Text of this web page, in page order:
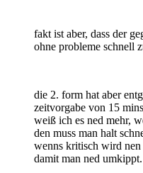
fakt ist aber, dass der
ohne probleme schnell
die 2. form hat aber
zeitvorgabe von 15
weiß ich es ned mehr,
den muss man halt
wenns kritisch wird
damit man ned umkippt.